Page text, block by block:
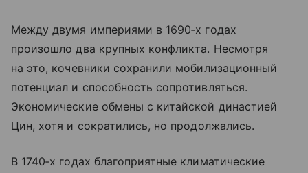
Между двумя империями в 1690‑х годах
произошло два крупных конфликта. Несмотря
на это, кочевники сохранили мобилизационный
потенциал и способность сопротивляться.
Экономические обмены с китайской династией
Цин, хотя и сократились, но продолжались.
В 1740‑х годах благоприятные климатические